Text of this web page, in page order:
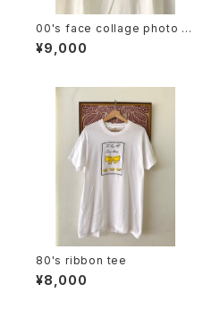
00's face collage photo te
e
¥9,000
80's ribbon tee
¥8,000